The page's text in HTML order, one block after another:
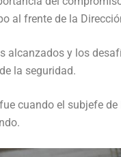
al frente de la
alcanzados y los
la seguridad.
cuando el subjefe